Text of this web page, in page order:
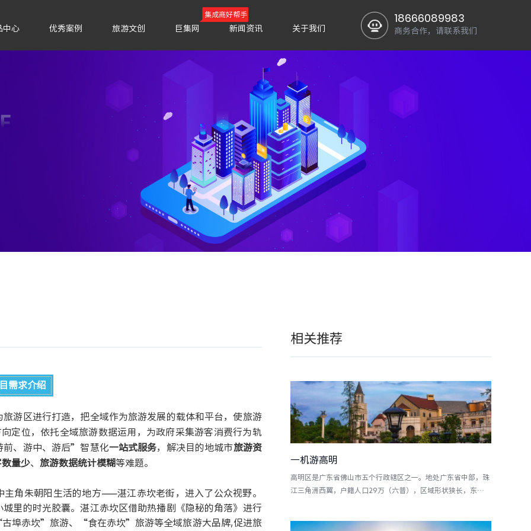
中心 优秀案例 旅游文创 巨集网
集成商好帮手
新闻资讯 关于我们
18666089983
商务合作，请联系我们
需求介绍
游区进行打造，把全域作为旅游发展的载体和平台，使旅游
定位，依托全域旅游数据运用，为政府采集游客消费行为轨
前、游中、游后”智慧化一站式服务，解决目的地城市旅游资
量少、旅游数据统计模糊等难题。
角朱朝阳生活的地方——湛江赤坎老街，进入了公众视野。
里的时光胶囊。湛江赤坎区借助热播剧《隐秘的角落》进行
埠赤坎”旅游、“食在赤坎”旅游等全域旅游大品牌,促进旅
相关推荐
一机游高明
高明区是广东省佛山市五个行政辖区之一。地处广东省中部，珠
江三角洲西翼，户籍人口29万（六普），区域形状狭长，东西
南海区、三水区相望，南与鹤山市相邻，西南与云浮市新兴县相